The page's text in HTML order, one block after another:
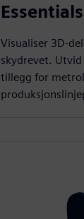
Essentials
Visualiser 3D-
skydrevet.
tillegg for